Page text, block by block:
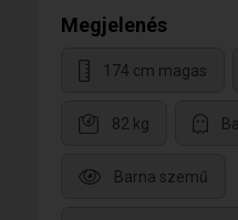
Megjelenés
174 cm magas
82 kg
Barna szemű